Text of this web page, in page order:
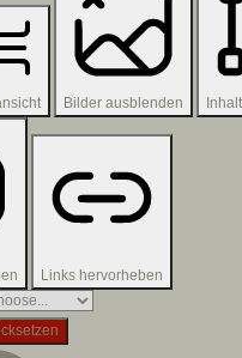
Bilder ausblenden
Links hervorheben